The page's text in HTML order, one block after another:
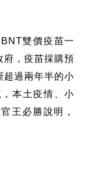
雙價疫苗一
府，疫苗採購預
超過兩年半的小
本土疫情、小
王必勝說明，